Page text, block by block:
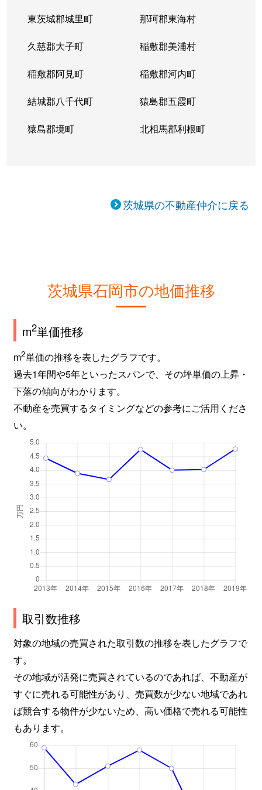
東茨城郡城里町 那珂郡東海村
久慈郡大子町 稲敷郡美浦村
稲敷郡阿見町 稲敷郡河内町
結城郡八千代町 猿島郡五霞町
猿島郡境町 北相馬郡利根町
茨城県の不動産仲介に戻る
茨城県石岡市の地価推移
m2単価推移
m2単価の推移を表したグラフです。
過去1年間や5年といったスパンで、その坪単価の上昇・
下落の傾向がわかります。
不動産を売買するタイミングなどの参考にご活用くださ
い。
取引数推移
対象の地域の売買された取引数の推移を表したグラフで
す。
その地域が活発に売買されているのであれば、不動産が
すぐに売れる可能性があり、売買数が少ない地域であれ
ば競合する物件が少ないため、高い価格で売れる可能性
もあります。